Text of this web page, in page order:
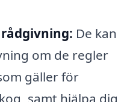
De kan
om de regler
gäller för
samt hjälpa dig